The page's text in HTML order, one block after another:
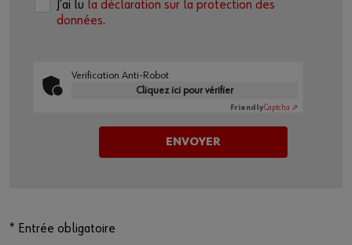
J'ai lu la déclaration sur la protection des
données.
Verification Anti-Robot
Cliquez ici pour vérifier
FriendlyCaptcha ⇗
* Entrée obligatoire